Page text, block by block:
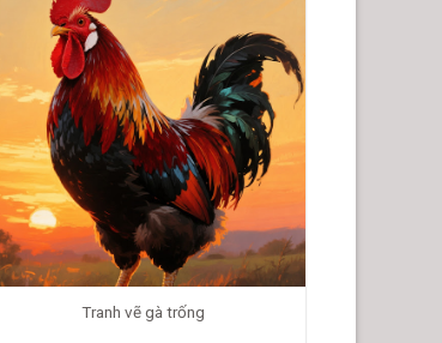
Tranh vẽ gà trống